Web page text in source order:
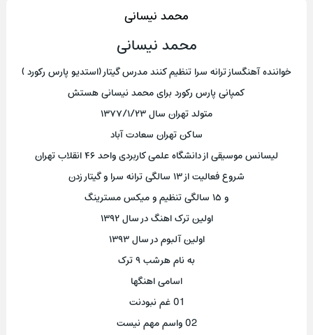
محمد نیسانی
محمد نیسانی
خواننده آهنگساز ترانه سرا تنظیم کنند مدرس گیتار (استدیو پارس رکورد )
کمپانی پارس رکورد برای محمد نیسانی هستش
متولد تهران سال ۱۳۷۷/۱/۲۳
ساکن تهران سعادت آباد
لیسانس موسیقی از دانشگاه علمی کاربردی واحد ۴۶ انقلاب تهران
شروع فعالیت از ۱۳ سالگی ترانه سرا و گیتار زدن
و ۱۵ سالگی تنظیم و میکس مسترینگ
اولین ترک اهنگ در سال ۱۳۹۲
اولین آلبوم در سال ۱۳۹۳
به نام هرشب ۹ ترک
اسامی اهنگها
01 غم نبودنت
02 واسم مهم نیست